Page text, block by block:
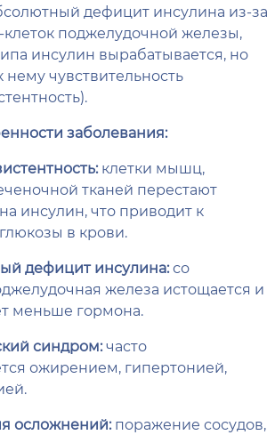
дефицит инсулина из-за
поджелудочной железы,
инсулин вырабатывается, но
нему чувствительность
заболевания:
клетки мышц,
тканей перестают
инсулин, что приводит к
в крови.
дефицит инсулина:со
железа истощается и
меньше гормона.
синдром:часто
ожирением, гипертонией,
осложнений:поражение сосудов,